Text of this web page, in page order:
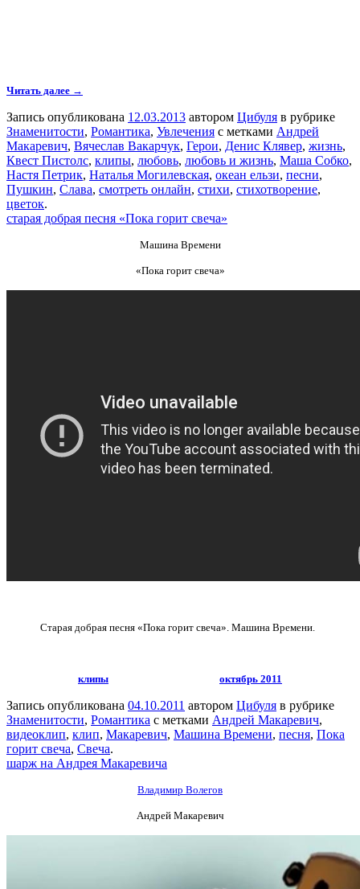
Читать далее →
Запись опубликована 12.03.2013 автором Цибуля в рубрике
Знаменитости, Романтика, Увлечения с метками Андрей
Макаревич, Вячеслав Вакарчук, Герои, Денис Клявер, жизнь,
Квест Пистолс, клипы, любовь, любовь и жизнь, Маша Собко,
Настя Петрик, Наталья Могилевская, океан ельзи, песни,
Пушкин, Слава, смотреть онлайн, стихи, стихотворение,
цветок.
старая добрая песня «Пока горит свеча»
Машина Времени
«Пока горит свеча»
Старая добрая песня «Пока горит свеча». Машина Времени.
клипы октябрь 2011
Запись опубликована 04.10.2011 автором Цибуля в рубрике
Знаменитости, Романтика с метками Андрей Макаревич,
видеоклип, клип, Макаревич, Машина Времени, песня, Пока
горит свеча, Свеча.
шарж на Андрея Макаревича
Владимир Волегов
Андрей Макаревич